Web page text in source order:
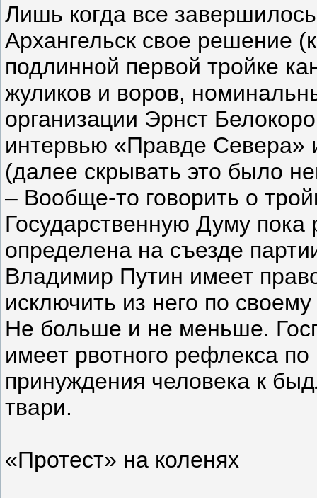
Лишь когда все
Архангельск свое решение
подлинной первой тройке
жуликов и воров,
организации Эрнст
интервью «Правде Севера»
(далее скрывать это было
– Вообще-то говорить о
Государственную Думу пока
определена на съезде
Владимир Путин имеет
исключить из него по
Не больше и не меньше.
имеет рвотного рефлекса
принуждения человека к
твари.
«Протест» на коленях